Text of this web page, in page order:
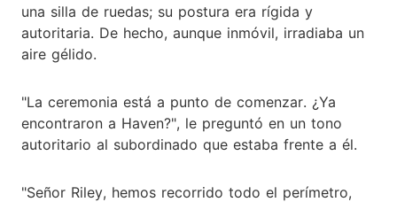
una silla de ruedas; su postura era rígida y
autoritaria. De hecho, aunque inmóvil, irradiaba un
aire gélido.
"La ceremonia está a punto de comenzar. ¿Ya
encontraron a Haven?", le preguntó en un tono
autoritario al subordinado que estaba frente a él.
"Señor Riley, hemos recorrido todo el perímetro,